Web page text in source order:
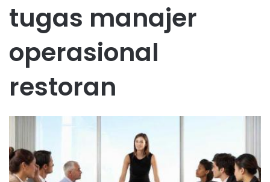
tugas manajer
operasional
restoran